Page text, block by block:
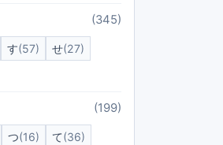
(345)
す(57) せ(27)
(199)
つ(16) て(36)